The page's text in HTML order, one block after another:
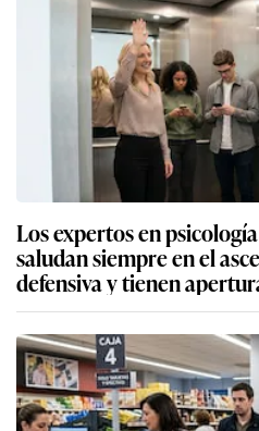
Los expertos en
saludan siempre en el
defensiva y tienen